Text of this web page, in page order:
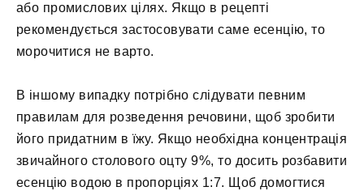
або промислових цілях. Якщо в рецепті
рекомендується застосовувати саме есенцію, то
морочитися не варто.
В іншому випадку потрібно слідувати певним
правилам для розведення речовини, щоб зробити
його придатним в їжу. Якщо необхідна концентрація
звичайного столового оцту 9%, то досить розбавити
есенцію водою в пропорціях 1:7. Щоб домогтися